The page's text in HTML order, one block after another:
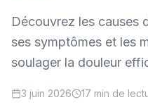
Découvrez les causes
ses symptômes et les
soulager la douleur
3 juin 2026 17 min de